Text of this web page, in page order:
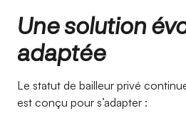
Une solution
adaptée
Le statut de bailleur privé
est conçu pour s’adapter :